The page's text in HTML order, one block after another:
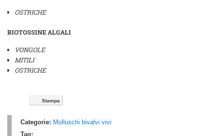
OSTRICHE
BIOTOSSINE ALGALI
VONGOLE
MITILI
OSTRICHE
Stampa
Categorie: Molluschi bivalvi vivi
Tag: